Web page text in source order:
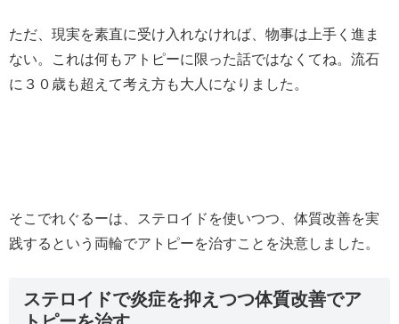
ただ、現実を素直に受け入れなければ、物事は上手く進ま
ない。これは何もアトピーに限った話ではなくてね。流石
に３０歳も超えて考え方も大人になりました。
そこでれぐるーは、ステロイドを使いつつ、体質改善を実
践するという両輪でアトピーを治すことを決意しました。
ステロイドで炎症を抑えつつ体質改善でア